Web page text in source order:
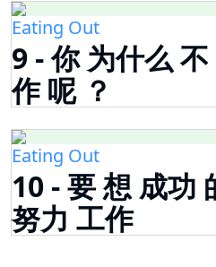
Eating Out
9 - 你 为什么
作 呢 ？
Eating Out
10 - 要 想 成功
努力 工作